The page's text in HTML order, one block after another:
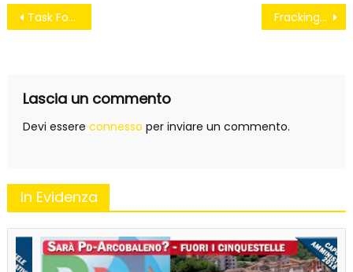
Navigazione
Task Force all’italiana Fracking e shale: l’Italia terra di perforazione?
Lascia un commento
Devi essere connesso per inviare un commento.
In Evidenza